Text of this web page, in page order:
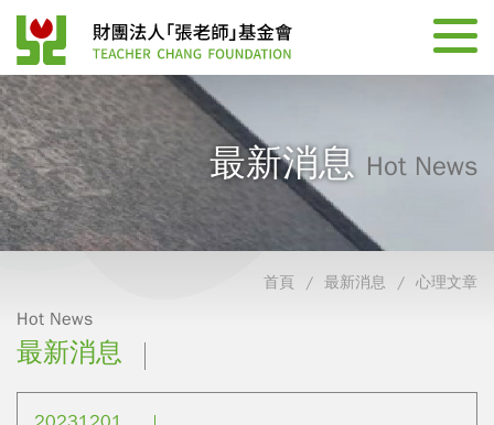
最新消息 Hot News
首頁 最新消息 心理文章
Hot News
最新消息